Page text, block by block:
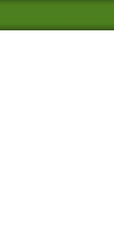
ル配信を登録す